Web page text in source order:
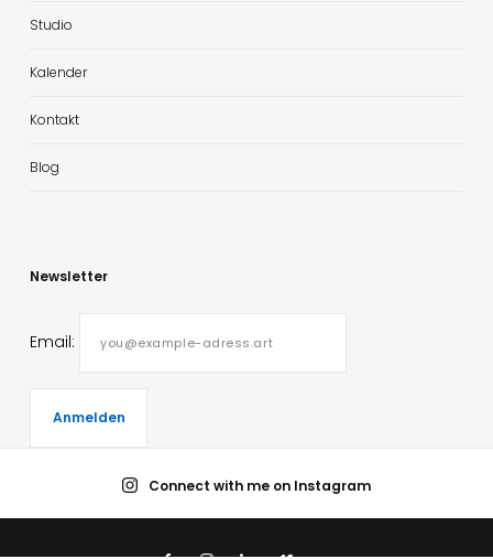
Studio
Kalender
Kontakt
Blog
Newsletter
Email:
Connect with me on Instagram